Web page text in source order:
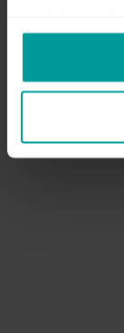
BREDD CA (MM)
MATERIAL